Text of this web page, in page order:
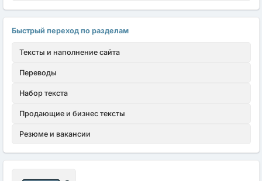
Быстрый переход по разделам
Тексты и наполнение сайта
Переводы
Набор текста
Продающие и бизнес тексты
Резюме и вакансии